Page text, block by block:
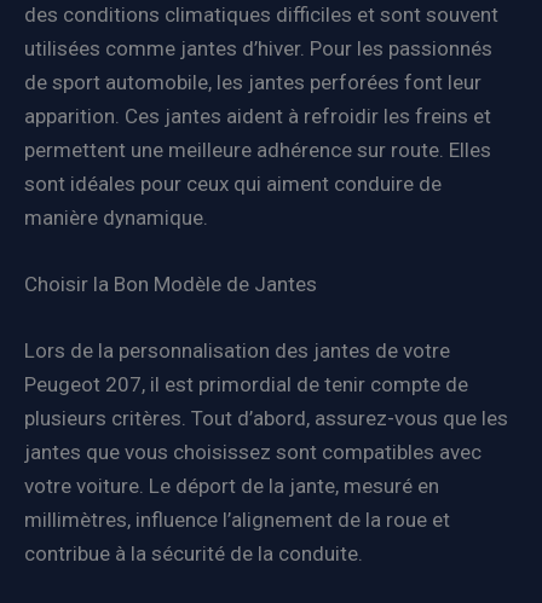
des conditions climatiques difficiles et sont souvent
utilisées comme jantes d’hiver. Pour les passionnés
de sport automobile, les jantes perforées font leur
apparition. Ces jantes aident à refroidir les freins et
permettent une meilleure adhérence sur route. Elles
sont idéales pour ceux qui aiment conduire de
manière dynamique.
Choisir la Bon Modèle de Jantes
Lors de la personnalisation des jantes de votre
Peugeot 207, il est primordial de tenir compte de
plusieurs critères. Tout d’abord, assurez-vous que les
jantes que vous choisissez sont compatibles avec
votre voiture. Le déport de la jante, mesuré en
millimètres, influence l’alignement de la roue et
contribue à la sécurité de la conduite.